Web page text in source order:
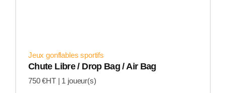
Jeux gonflables sportifs
Chute Libre / Drop Bag / Air Bag
750 €HT | 1 joueur(s)